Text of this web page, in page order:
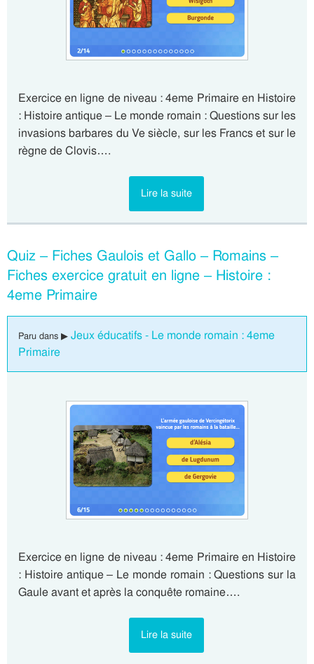
Exercice en ligne de niveau : 4eme Primaire en Histoire
: Histoire antique – Le monde romain : Questions sur les
invasions barbares du Ve siècle, sur les Francs et sur le
règne de Clovis….
Lire la suite
Quiz – Fiches Gaulois et Gallo – Romains –
Fiches exercice gratuit en ligne – Histoire :
4eme Primaire
Paru dans ▶ Jeux éducatifs - Le monde romain : 4eme
Primaire
Exercice en ligne de niveau : 4eme Primaire en Histoire
: Histoire antique – Le monde romain : Questions sur la
Gaule avant et après la conquête romaine….
Lire la suite